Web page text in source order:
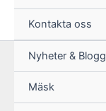
Kontakta oss
Nyheter & Blogg
Mäsk